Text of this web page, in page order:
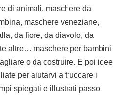
di animali, maschere da
maschere veneziane,
da fiore, da diavolo, da
altre… maschere per bambini
o da costruire. E poi idee
per aiutarvi a truccare i
spiegati e illustrati passo